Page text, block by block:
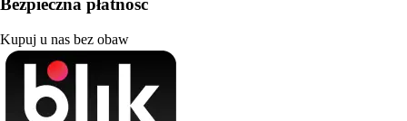
Bezpieczna płatność
Kupuj u nas bez obaw